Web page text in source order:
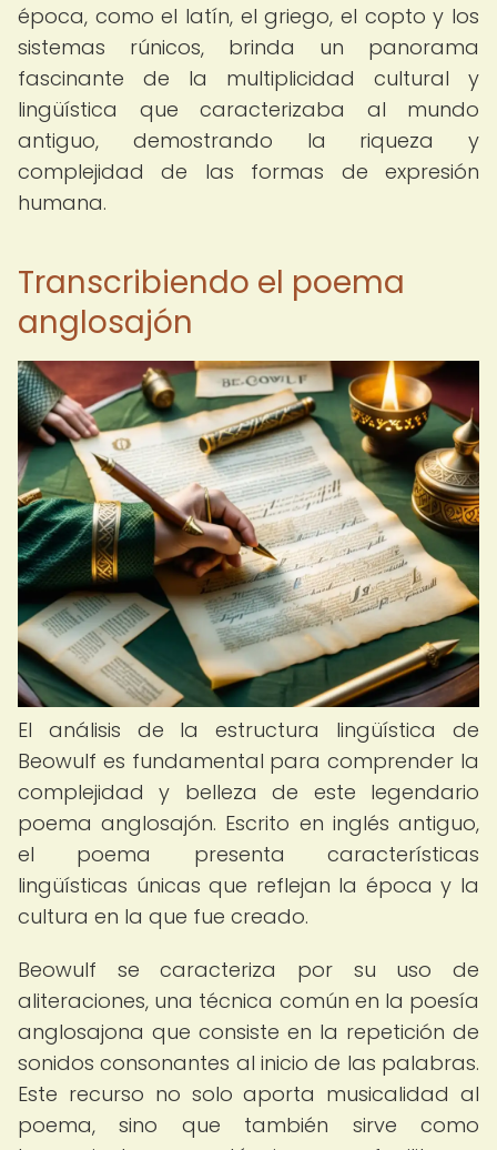
época, como el latín, el griego, el copto y los
sistemas rúnicos, brinda un panorama
fascinante de la multiplicidad cultural y
lingüística que caracterizaba al mundo
antiguo, demostrando la riqueza y
complejidad de las formas de expresión
humana.
Transcribiendo el poema
anglosajón
El análisis de la estructura lingüística de
Beowulf es fundamental para comprender la
complejidad y belleza de este legendario
poema anglosajón. Escrito en inglés antiguo,
el poema presenta características
lingüísticas únicas que reflejan la época y la
cultura en la que fue creado.
Beowulf se caracteriza por su uso de
aliteraciones, una técnica común en la poesía
anglosajona que consiste en la repetición de
sonidos consonantes al inicio de las palabras.
Este recurso no solo aporta musicalidad al
poema, sino que también sirve como